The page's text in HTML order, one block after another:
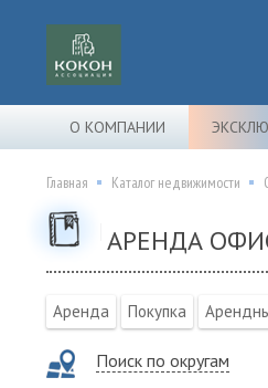
О КОМПАНИИ
Главная Каталог недвижимости
АРЕНДА
Аренда Покупка
Поиск по округам